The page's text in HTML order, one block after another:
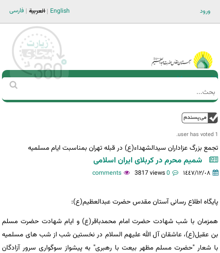
ورود فارسی العربية English
Main men-AR
استمارة
‏
1 user has voted.
تجمع بزرگ عزاداران سیدالشهداء(ع) در قبله تهران بمناسبت ایام مسلمیه
شمیم محرم در کربلای ایران اسلامی
١٤٤٧/١٢/٠٨ 0 comments
3817 views
پایگاه اطلاع رسانی آستان مقدس حضرت عبدالعظیم(ع):
همزمان با شب شهادت حضرت امام محمدباقر(ع) و ایام شهادت حضرت مسلم
بن عقیل(ع)، عاشقان آل الله علیهم السلام در نخستین شب از شب های مسلمیه
با شعار "حضرت مسلم مظهر بیعت با رهبری" به پیشواز سوگواری سرور آزادگان